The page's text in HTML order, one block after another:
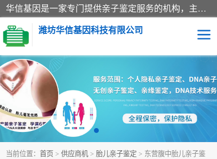
华信基因是一家专门提供亲子鉴定服务的机构，主要业务：济南亲子鉴定、临沂亲子鉴定、菏泽亲子鉴定、淄博亲子鉴定、青岛亲子鉴定、日照亲子鉴定、临朐亲子鉴定、寿光亲子鉴定等，联合广州、上海、北京、深圳、杭州、武汉、成都、合肥、贵阳、沈阳等地区有法医物证鉴定机构及基因检测公司，为国内外客户提供便捷的DNA鉴定服务。
潍坊华信基因科技有限公司
当前位置： 首页 > 供应商机 > 胎儿亲子鉴定 > 东营腹中胎儿亲子鉴
亲子鉴定 DNA亲子鉴定
隐私亲子鉴定 无创亲子鉴定
孕期亲子鉴定